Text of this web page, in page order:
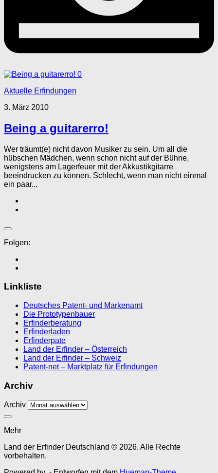
0
Aktuelle Erfindungen
3. März 2010
Being a guitarerro!
Wer träumt(e) nicht davon Musiker zu sein. Um all die
hübschen Mädchen, wenn schon nicht auf der Bühne,
wenigstens am Lagerfeuer mit der Akkustikgitarre
beeindrucken zu können. Schlecht, wenn man nicht einmal
ein paar...
Folgen:
Linkliste
Deutsches Patent- und Markenamt
Die Prototypenbauer
Erfinderberatung
Erfinderladen
Erfinderpate
Land der Erfinder – Österreich
Land der Erfinder – Schweiz
Patent-net – Marktplatz für Erfindungen
Archiv
Archiv
Mehr
Land der Erfinder Deutschland © 2026. Alle Rechte
vorbehalten.